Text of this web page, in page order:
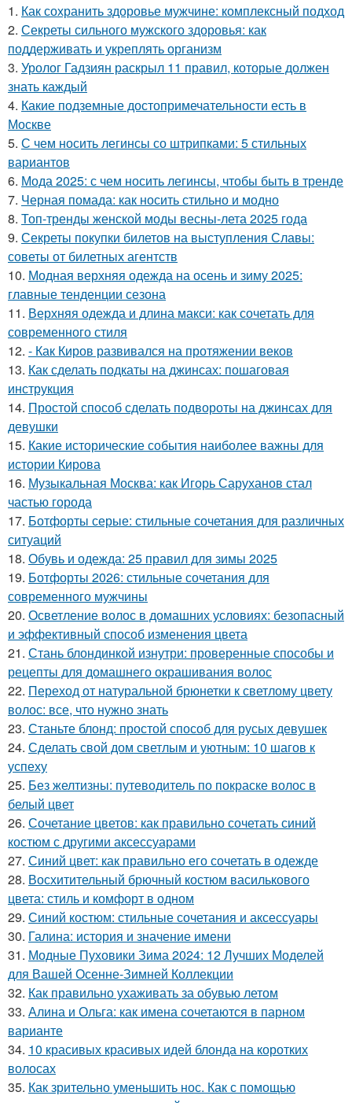
1. Как сохранить здоровье мужчине: комплексный подход
2. Секреты сильного мужского здоровья: как
поддерживать и укреплять организм
3. Уролог Гадзиян раскрыл 11 правил, которые должен
знать каждый
4. Какие подземные достопримечательности есть в
Москве
5. С чем носить легинсы со штрипками: 5 стильных
вариантов
6. Мода 2025: с чем носить легинсы, чтобы быть в тренде
7. Черная помада: как носить стильно и модно
8. Топ-тренды женской моды весны-лета 2025 года
9. Секреты покупки билетов на выступления Славы:
советы от билетных агентств
10. Модная верхняя одежда на осень и зиму 2025:
главные тенденции сезона
11. Верхняя одежда и длина макси: как сочетать для
современного стиля
12. - Как Киров развивался на протяжении веков
13. Как сделать подкаты на джинсах: пошаговая
инструкция
14. Простой способ сделать подвороты на джинсах для
девушки
15. Какие исторические события наиболее важны для
истории Кирова
16. Музыкальная Москва: как Игорь Саруханов стал
частью города
17. Ботфорты серые: стильные сочетания для различных
ситуаций
18. Обувь и одежда: 25 правил для зимы 2025
19. Ботфорты 2026: стильные сочетания для
современного мужчины
20. Осветление волос в домашних условиях: безопасный
и эффективный способ изменения цвета
21. Стань блондинкой изнутри: проверенные способы и
рецепты для домашнего окрашивания волос
22. Переход от натуральной брюнетки к светлому цвету
волос: все, что нужно знать
23. Станьте блонд: простой способ для русых девушек
24. Сделать свой дом светлым и уютным: 10 шагов к
успеху
25. Без желтизны: путеводитель по покраске волос в
белый цвет
26. Сочетание цветов: как правильно сочетать синий
костюм с другими аксессуарами
27. Синий цвет: как правильно его сочетать в одежде
28. Восхитительный брючный костюм василькового
цвета: стиль и комфорт в одном
29. Синий костюм: стильные сочетания и аксессуары
30. Галина: история и значение имени
31. Модные Пуховики Зима 2024: 12 Лучших Моделей
для Вашей Осенне-Зимней Коллекции
32. Как правильно ухаживать за обувью летом
33. Алина и Ольга: как имена сочетаются в парном
варианте
34. 10 красивых красивых идей блонда на коротких
волосах
35. Как зрительно уменьшить нос. Как с помощью